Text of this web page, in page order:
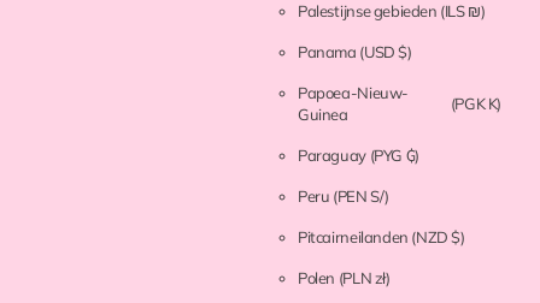
Palestijnse gebieden (ILS ₪)
Panama (USD $)
Papoea-Nieuw-
Guinea
(PGK K)
Paraguay (PYG ₲)
Peru (PEN S/)
Pitcairneilanden (NZD $)
Polen (PLN zł)